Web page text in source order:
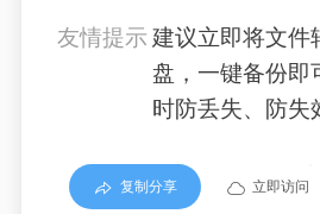
友情提示建议立即将文件
盘，一键备份即
时防丢失、防失
复制分享 立即访问